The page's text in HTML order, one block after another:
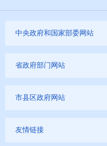
中央政府和国家部委网站
省政府部门网站
市县区政府网站
友情链接